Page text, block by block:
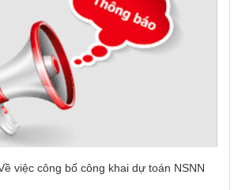
việc công bố công khai dự toán NSNN